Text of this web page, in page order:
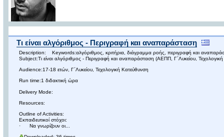
Τι είναι αλγόριθμος - Περιγραφή και αναπαράσταση
Description: Keywords:αλγόριθμος, κριτήρια, διάγραμμα ροής, περιγραφή και
Subject:Τι είναι αλγόριθμος - Περιγραφή και αναπαράσταση (ΑΕΠΠ, Γ΄Λυκείου,
Audience:17-18 ετών, Γ΄Λυκείου, Τεχολογική Κατεύθυνση
Run time:1 διδακτική ώρα
Delivery Mode:
Resources:
Outline of Activities:
Εκπαιδευτικοί στόχοι:
· Να γνωρίζουν οι...